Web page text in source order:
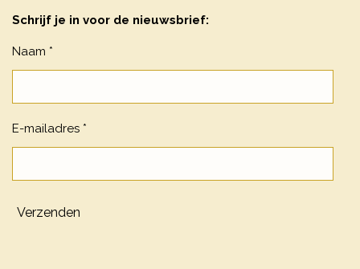
Schrijf je in voor de nieuwsbrief:
Naam *
E-mailadres *
Verzenden